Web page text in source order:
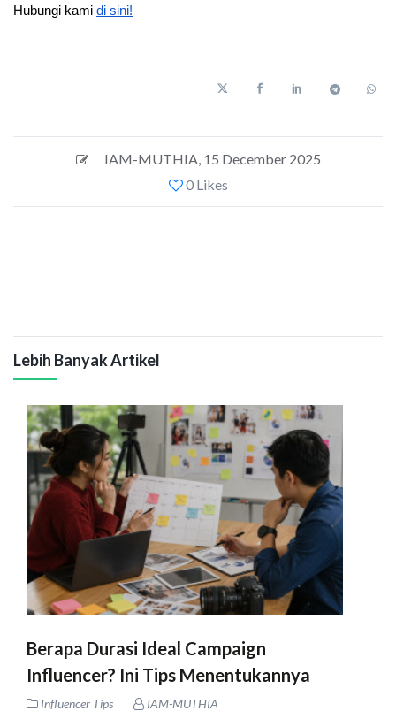
Hubungi kami di sini!
IAM-MUTHIA 15 December 2025
0 Likes
Lebih Banyak Artikel
Berapa Durasi Ideal Campaign
Influencer? Ini Tips Menentukannya
Influencer Tips
IAM-MUTHIA